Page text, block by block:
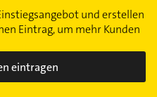
und erstellen
Eintrag, um mehr Kunden
eintragen